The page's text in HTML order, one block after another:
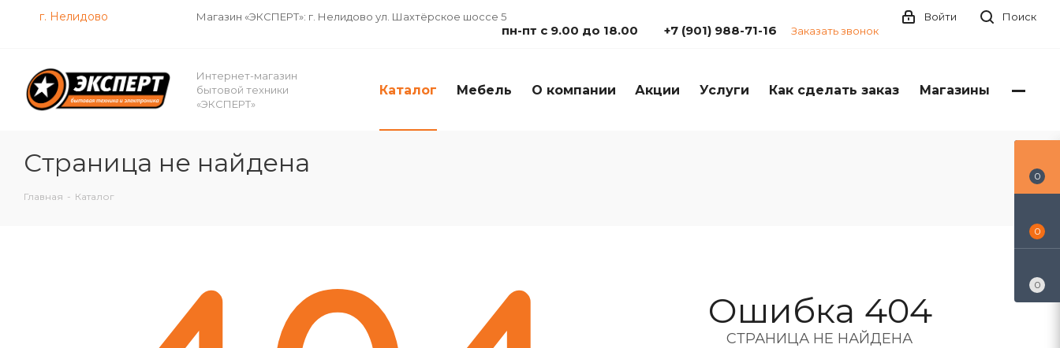
г. Нелидово Магазин «ЭКСПЕРТ»: г. Нелидово ул. Шахтёрское шоссе 5 Поиск
Войти
пн-пт с 9.00 до 18.00 +7 (901) 988-71-16 Заказать звонок
Интернет-магазин
бытовой техники
«ЭКСПЕРТ»
Каталог Мебель О компании Акции Услуги Как сделать заказ Магазины
Страница не найдена
Главная - Каталог
Ошибка 404
СТРАНИЦА НЕ НАЙДЕНА
0
0
0